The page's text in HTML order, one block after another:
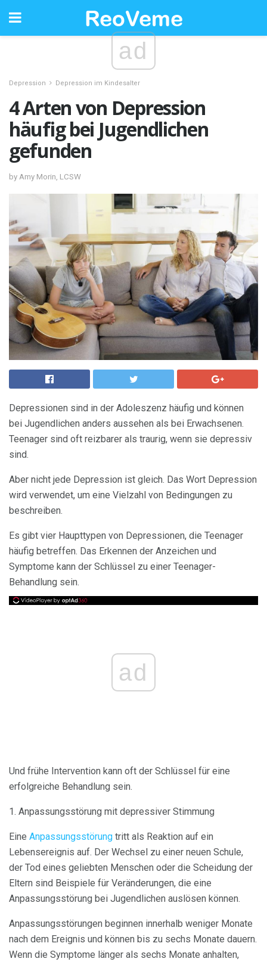
ad
Depression Depression im Kindesalter
4 Arten von Depression
häufig bei Jugendlichen
gefunden
by Amy Morin, LCSW
Depressionen sind in der Adoleszenz häufig und können
bei Jugendlichen anders aussehen als bei Erwachsenen.
Teenager sind oft reizbarer als traurig, wenn sie depressiv
sind.
Aber nicht jede Depression ist gleich. Das Wort Depression
wird verwendet, um eine Vielzahl von Bedingungen zu
beschreiben.
Es gibt vier Haupttypen von Depressionen, die Teenager
häufig betreffen. Das Erkennen der Anzeichen und
Symptome kann der Schlüssel zu einer Teenager-
Behandlung sein.
ad
Und frühe Intervention kann oft der Schlüssel für eine
erfolgreiche Behandlung sein.
1. Anpassungsstörung mit depressiver Stimmung
Eine Anpassungsstörung tritt als Reaktion auf ein
Lebensereignis auf. Der Wechsel zu einer neuen Schule,
der Tod eines geliebten Menschen oder die Scheidung der
Eltern sind Beispiele für Veränderungen, die eine
Anpassungsstörung bei Jugendlichen auslösen können.
Anpassungsstörungen beginnen innerhalb weniger Monate
nach dem Ereignis und können bis zu sechs Monate dauern.
Wenn die Symptome länger als sechs Monate anhalten,